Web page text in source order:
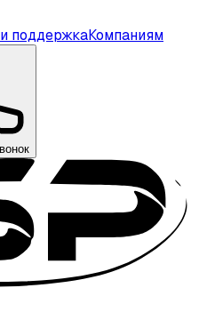
поддержкаКомпаниям